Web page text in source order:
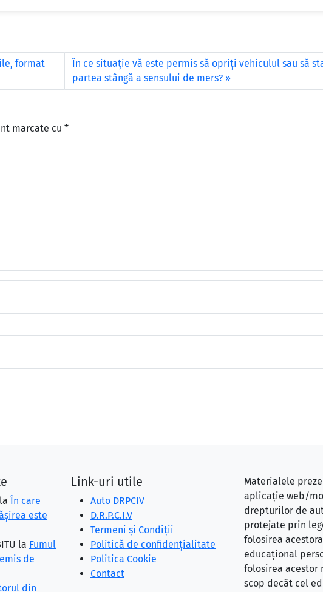
format
În ce situaţie vă este permis să opriţi vehiculul sau să
partea stângă a sensului de mers?
marcate cu *
la În care
este
la Fumul
de
din
Link-uri utile
Auto DRPCIV
D.R.P.C.I.V
Termeni și Condiții
Politică de confidențialitate
Politica Cookie
Contact
Materialele
aplicație web/
drepturilor de
protejate prin
folosirea
educațional
folosirea
scop decât cel